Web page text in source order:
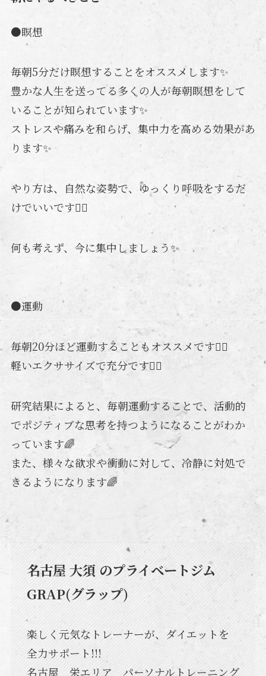
●瞑想
毎朝5分だけ瞑想することをオススメします✨
豊かな人生を送ってる多くの人が毎朝瞑想をして
いることが知られています✨
ストレスや痛みを和らげ、集中力を高める効果があ
ります✨
やり方は、自然な姿勢で、ゆっくり呼吸をするだ
けでいいです🧘‍♂
何も考えず、今に集中しましょう✨
●運動
毎朝20分ほど運動することもオススメです🚶‍♂️
軽いエクササイズで充分です🚶‍♀️
研究結果によると、毎朝運動することで、活動的
でポジティブな思考を持つようになることがわか
っています🌈
また、様々な欲求や衝動に対して、冷静に対処で
きるようになります🌈
名古屋 大須 のプライベートジム
GRAP(グラップ)
楽しく元気なトレーナーが、ダイエットを
全力サポート!!!
名古屋 栄エリア パーソナルトレーニング